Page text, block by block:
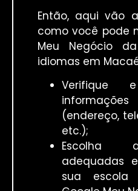
Então, aqui vão
como você pode
Meu Negócio
idiomas em
Verifique
(endereço,
etc.);
Escolha
adequadas
sua